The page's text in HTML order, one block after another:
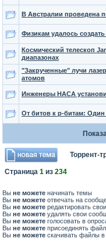
В Австралии проведена
Физикам удалось
Космический телескоп
диапазонах
"Закрученные" лучи
атомов
Инженеры НАСА
От битов к p-битам: Один
Торрент-
Страница 1 из 234
Вы не можете начинать темы
Вы не можете отвечать на
Вы не можете редактировать
Вы не можете удалять свои
Вы не можете голосовать в
Вы не можете присоединять
Вы не можете скачивать файлы